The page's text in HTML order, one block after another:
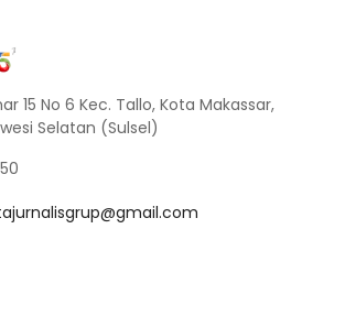
15 No 6 Kec. Tallo, Kota Makassar,
Selatan (Sulsel)